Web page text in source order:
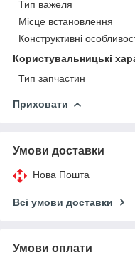
Тип важеля
Місце встановлення
Конструктивні
Користувальницькі
Тип запчастин
Приховати
Умови доставки
Нова Пошта
Всі умови доставки
Умови оплати